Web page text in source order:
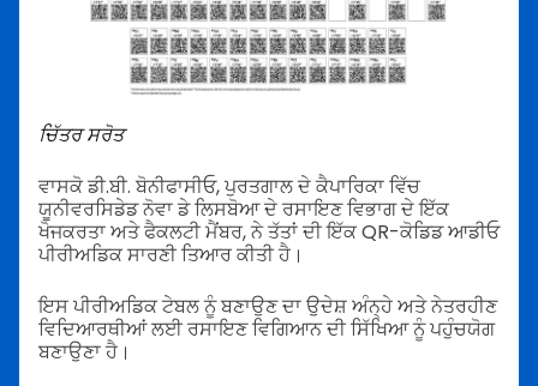
ਚਿੱਤਰ ਸਰੋਤ
ਵਾਸਕੋ ਡੀ.ਬੀ. ਬੋਨੀਫਾਸੀਓ, ਪੁਰਤਗਾਲ ਦੇ ਕੈਪਾਰਿਕਾ ਵਿੱਚ
ਯੂਨੀਵਰਸਿਡੇਡ ਨੋਵਾ ਡੇ ਲਿਸਬੋਆ ਦੇ ਰਸਾਇਣ ਵਿਭਾਗ ਦੇ ਇੱਕ
ਖੋਜਕਰਤਾ ਅਤੇ ਫੈਕਲਟੀ ਮੈਂਬਰ, ਨੇ ਤੱਤਾਂ ਦੀ ਇੱਕ QR-ਕੋਡਿਡ ਆਡੀਓ
ਪੀਰੀਅਡਿਕ ਸਾਰਣੀ ਤਿਆਰ ਕੀਤੀ ਹੈ।
ਇਸ ਪੀਰੀਅਡਿਕ ਟੇਬਲ ਨੂੰ ਬਣਾਉਣ ਦਾ ਉਦੇਸ਼ ਅੰਨ੍ਹੇ ਅਤੇ ਨੇਤਰਹੀਣ
ਵਿਦਿਆਰਥੀਆਂ ਲਈ ਰਸਾਇਣ ਵਿਗਿਆਨ ਦੀ ਸਿੱਖਿਆ ਨੂੰ ਪਹੁੰਚਯੋਗ
ਬਣਾਉਣਾ ਹੈ।